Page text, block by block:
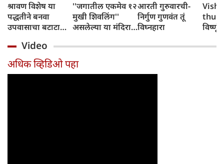
श्रावण विशेष या
पद्धतीने बनवा
उपवासाचा बटाटा
करतील
''जगातील एकमेव १२
मुखी शिवलिंग''
असलेल्या या मंदिरात
लपवत असत
आरती गुरुवारची-
निर्गुण गुणवंत तूं
विघ्नहारा
Video
अधिक व्हिडिओ पहा